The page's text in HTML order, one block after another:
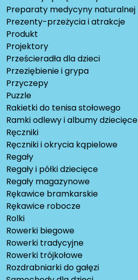
Preparaty medycyny naturalnej
Prezenty-przeżycia i atrakcje
Produkt
Projektory
Prześcieradła dla dzieci
Przeziębienie i grypa
Przyczepy
Puzzle
Rakietki do tenisa stołowego
Ramki odlewy i albumy dziecięce
Ręczniki
Ręczniki i okrycia kąpielowe
Regały
Regały i półki dziecięce
Regały magazynowe
Rękawice bramkarskie
Rękawice robocze
Rolki
Rowerki biegowe
Rowerki tradycyjne
Rowerki trójkołowe
Rozdrabniarki do gałęzi